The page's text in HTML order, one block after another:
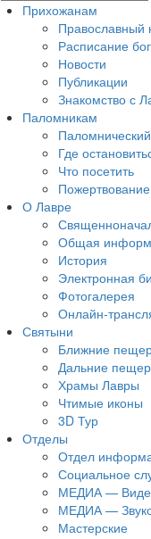
Прихожанам
Православный
Расписание
Новости
Публикации
Знакомство с
Паломникам
Где
Что посетить
Пожертвование
О Лавре
Общая
История
Электронная
Фотогалерея
Онлайн-
Святыни
Ближние
Дальние
Храмы Лавры
Чтимые иконы
3D Тур
Отделы
Отдел
Социальное
МЕДИА —
МЕДИА —
Мастерские